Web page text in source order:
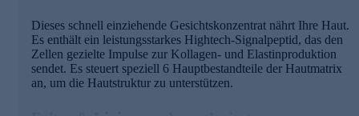
SIGNAL CASCADE6
- Kann Stirnfalten und Krähenfüße glätten
- Polstert tiefe Falten von innen auf
- Für ein deutlich jünger aussehendes Hautbild
Dieses schnell einziehende Gesichtskonzentrat nährt Ihre Haut.
Es enthält ein leistungsstarkes Hightech-Signalpeptid, das den
Zellen gezielte Impulse zur Kollagen- und Elastinproduktion
sendet. Es steuert speziell 6 Hauptbestandteile der Hautmatrix
an, um die Hautstruktur zu unterstützen.